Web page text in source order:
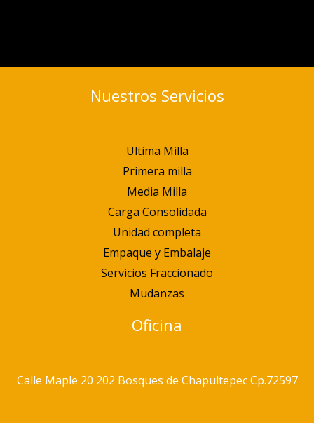
Nuestros Servicios
Ultima Milla
Primera milla
Media Milla
Carga Consolidada
Unidad completa
Empaque y Embalaje
Servicios Fraccionado
Mudanzas
Oficina
Calle Maple 20 202 Bosques de Chapultepec Cp.72597